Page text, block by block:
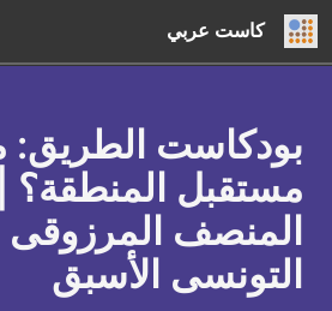
كاست عربي
بودكاست الطريق:
مستقبل المنطقة؟
المنصف المرزوقى
التونسى الأسبق